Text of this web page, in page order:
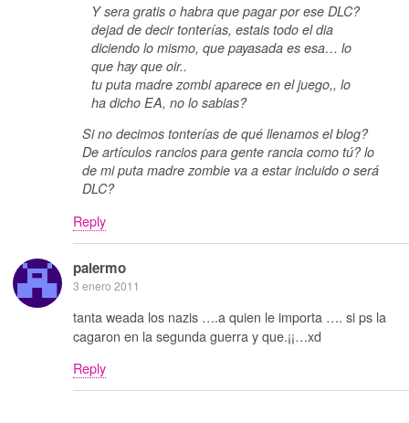
Y sera gratis o habra que pagar por ese DLC?
dejad de decir tonterías, estais todo el dia
diciendo lo mismo, que payasada es esa… lo
que hay que oir..
tu puta madre zombi aparece en el juego,, lo
ha dicho EA, no lo sabias?
Si no decimos tonterías de qué llenamos el blog?
De artículos rancios para gente rancia como tú? lo
de mi puta madre zombie va a estar incluido o será
DLC?
Reply
palermo
3 enero 2011
tanta weada los nazis ….a quien le importa …. si ps la
cagaron en la segunda guerra y que.¡¡…xd
Reply